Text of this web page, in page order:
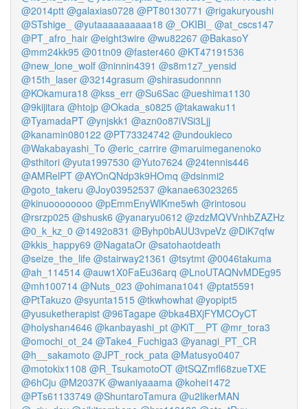
@2014ptt @galaxias0728 @PT80130771 @rigakuryoushi
@STshige_ @yutaaaaaaaaaa18 @_OKIBI_
@at_cscs147
@PT_afro_hair @eight3wire @wu82267 @BakasoY
@mm24kk95 @01tn09 @faster460 @KT47191536
@new_lone_wolf @ninnin4391 @s8m1z7_yensid
@15th_laser @3214grasum @shirasudonnnn
@KOkamura18 @kss_err @Su6Sac @ueshima1130
@9kijitara @htojp @Okada_s0825 @takawaku11
@TyamadaPT @ynjskk1 @azn0o87iVSi3Ljj
@kanamin080122 @PT73324742 @undoukieco
@Wakabayashi_To @eric_carrire @maruimeganenoko
@sthitori @yuta1997530 @Yuto7624 @24tennis446
@AMRelPT @AYOnQNdp3k9HOmq @dsinmi2
@goto_takeru @Joy03952537 @kanae63023265
@kinuoooooooo @pEmmEnyWlKme5wh @rintosou
@rsrzp025 @shusk6 @yanaryu0612 @zdzMQVVnhbZAZHz
@0_k_kz_0 @1492o831 @Byhp0bAUU3vpeVz @DiK7qfw
@kkis_happy69 @NagataOr @satohaotdeath
@seize_the_life @stairway21361 @tsytmt @0046takuma
@ah_114514 @auw1X0FaEu36arq @LnoUTAQNvMDEg95
@mh100714 @Nuts_023 @ohimana1041 @ptat5591
@PtTakuzo @syunta1515 @tkwhowhat @yopipt5
@yusuketherapist @96Tagape @bka4BXjFYMCOyCT
@holyshan4646 @kanbayashi_pt @KiT__PT @mr_tora3
@omochi_ot_24 @Take4_Fuchiga3 @yanagi_PT_CR
@h__sakamoto @JPT_rock_pata @Matusyo0407
@motokix1108 @R_TsukamotoOT @tSQZmfl68zueTXE
@6hCju @M2037K @waniyaaama @kohei1472
@PTs61133749 @ShuntaroTamura @u2likerMAN